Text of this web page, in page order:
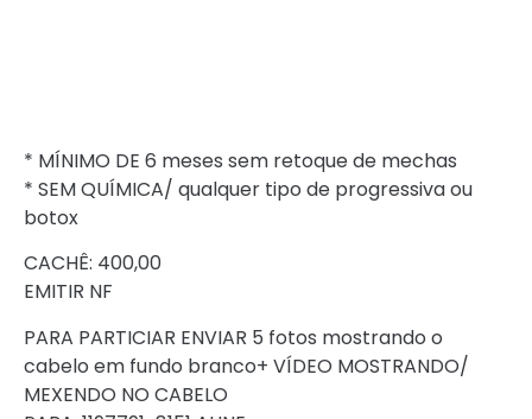
* MÍNIMO DE 6 meses sem retoque de mechas
* ⁠SEM QUÍMICA/ qualquer tipo de progressiva ou
botox
CACHÊ: 400,00
EMITIR NF
PARA PARTICIAR ENVIAR 5 fotos mostrando o
cabelo em fundo branco+ VÍDEO MOSTRANDO/
MEXENDO NO CABELO